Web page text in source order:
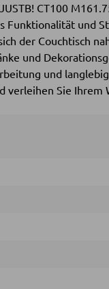
CT100
Funktionalität und
der Couchtisch
und
und
verleihen Sie Ihrem